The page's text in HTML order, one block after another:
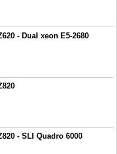
- Dual xeon E5-2680
- SLI Quadro 6000